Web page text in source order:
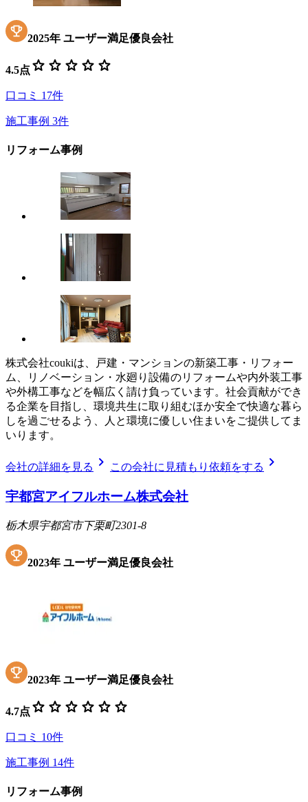
2025年 ユーザー満足優良会社
4.5点 star star star star star
口コミ 17件
施工事例 3件
リフォーム事例
株式会社coukiは、戸建・マンションの新築工事・リフォー
ム、リノベーション・水廻り設備のリフォームや内外装工事
や外構工事などを幅広く請け負っています。社会貢献ができ
る企業を目指し、環境共生に取り組むほか安全で快適な暮ら
しを過ごせるよう、人と環境に優しい住まいをご提供してま
いります。
会社の詳細を見る chevron_right この会社に見積もり依頼をする chevron_right
宇都宮アイフルホーム株式会社
栃木県宇都宮市下栗町2301-8
2023年 ユーザー満足優良会社
2023年 ユーザー満足優良会社
4.7点 star star star star star star
口コミ 10件
施工事例 14件
リフォーム事例